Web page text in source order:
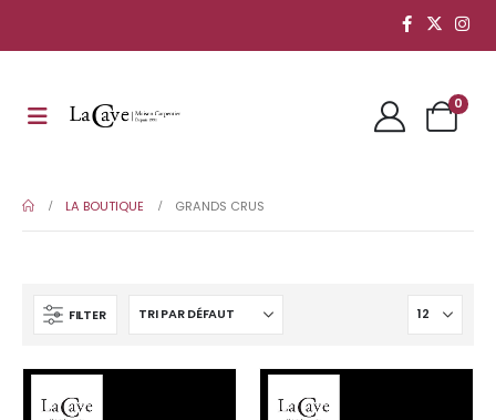
0
LA BOUTIQUE GRANDS CRUS
FILTER